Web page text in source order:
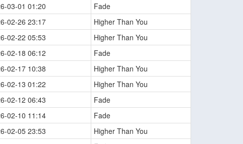
03-01 01:20
Fade
02-26 23:17
Higher Than You
02-22 05:53
Higher Than You
02-18 06:12
Fade
02-17 10:38
Higher Than You
02-13 01:22
Higher Than You
02-12 06:43
Fade
02-10 11:14
Fade
02-05 23:53
Higher Than You